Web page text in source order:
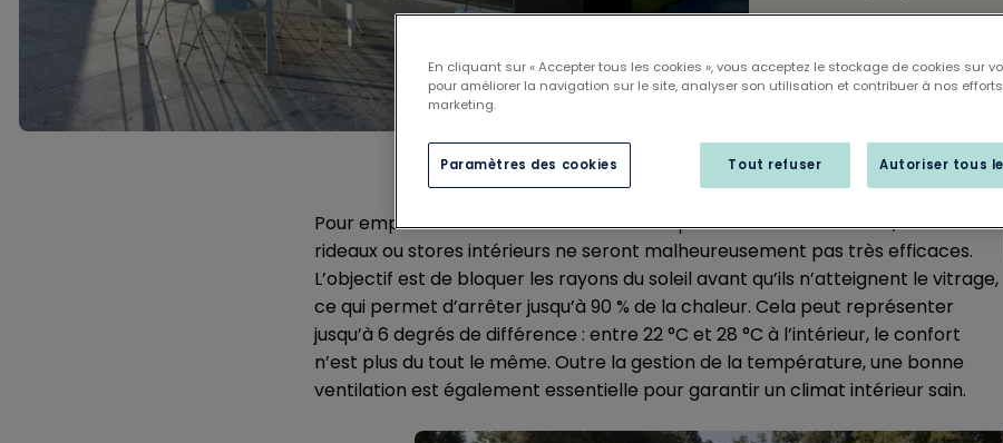
Pour empêcher réellement la chaleur de pénétrer dans la maison, les beaux
rideaux ou stores intérieurs ne seront malheureusement pas très efficaces.
L’objectif est de bloquer les rayons du soleil avant qu’ils n’atteignent le vitrage,
ce qui permet d’arrêter jusqu’à 90 % de la chaleur. Cela peut représenter
jusqu’à 6 degrés de différence : entre 22 °C et 28 °C à l’intérieur, le confort
n’est plus du tout le même. Outre la gestion de la température, une bonne
ventilation est également essentielle pour garantir un climat intérieur sain.
En cliquant sur « Accepter tous les cookies », vous acceptez le stockage de cookies sur
pour améliorer la navigation sur le site, analyser son utilisation et contribuer à nos
marketing.
Tout refuser Autoriser tous
Paramètres des cookies